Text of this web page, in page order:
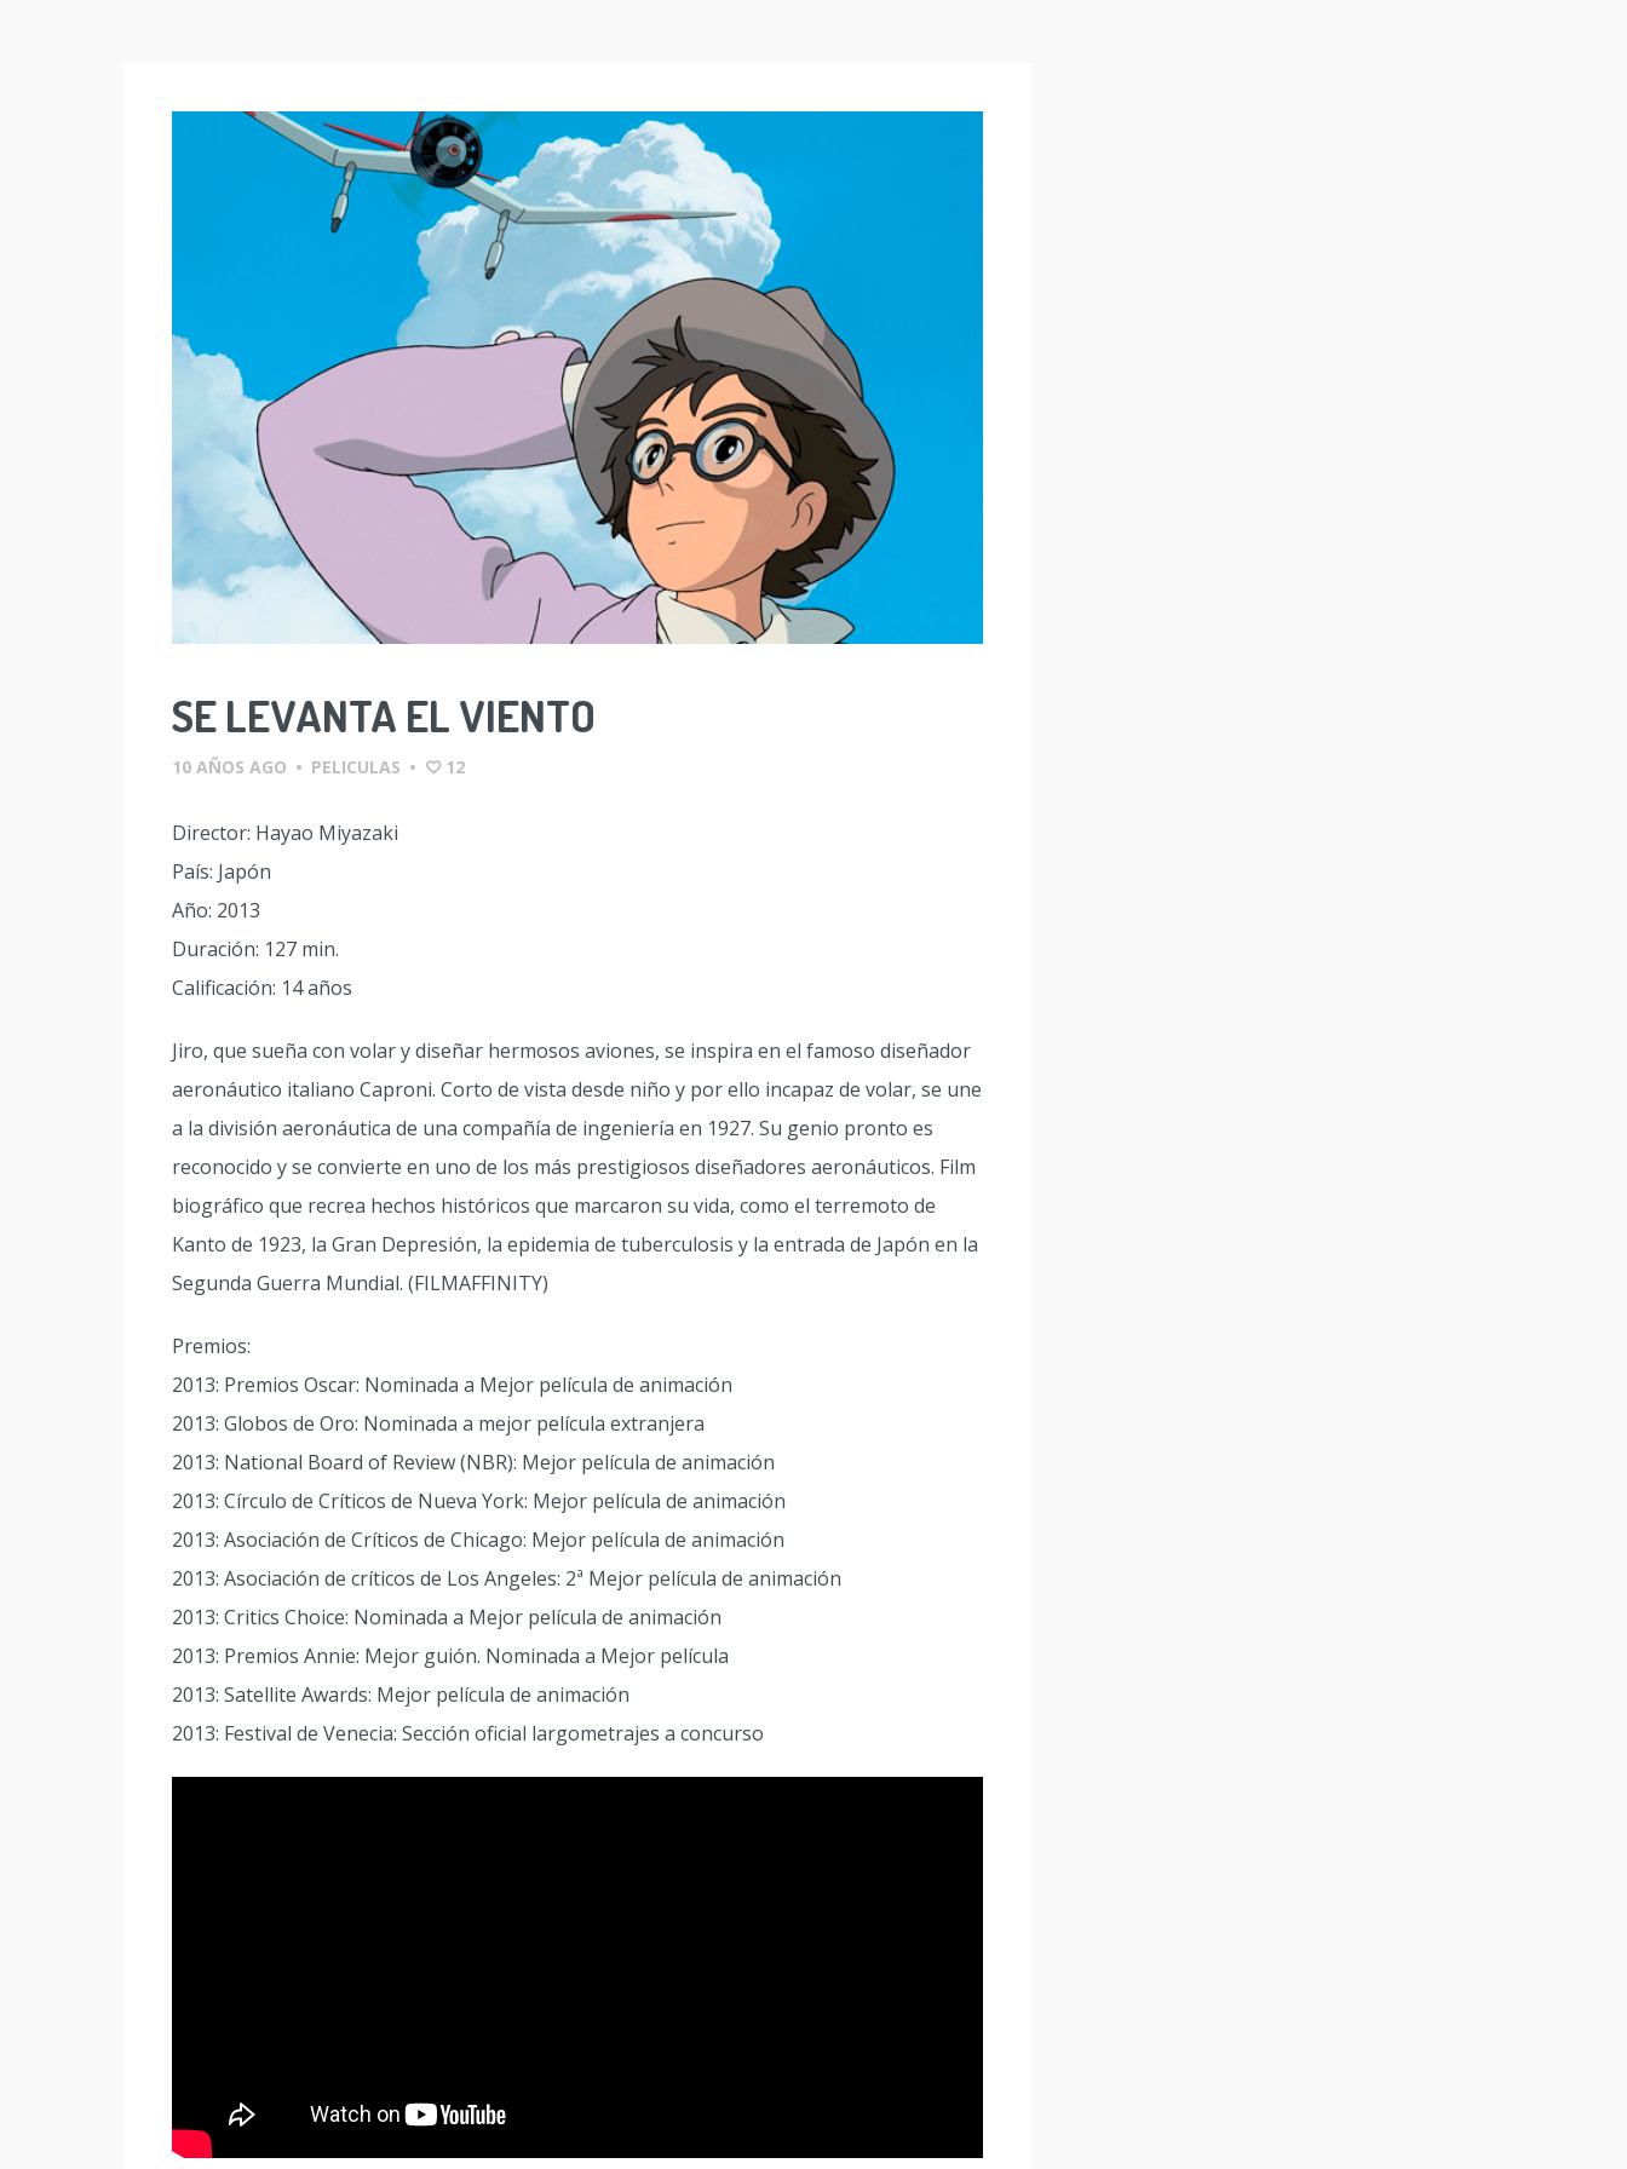
SE LEVANTA EL VIENTO
10 AÑOS AGO • PELICULAS • 12
Director: Hayao Miyazaki
País: Japón
Año: 2013
Duración: 127 min.
Calificación: 14 años
Jiro, que sueña con volar y diseñar hermosos aviones, se inspira en el famoso diseñador
aeronáutico italiano Caproni. Corto de vista desde niño y por ello incapaz de volar, se une
a la división aeronáutica de una compañía de ingeniería en 1927. Su genio pronto es
reconocido y se convierte en uno de los más prestigiosos diseñadores aeronáuticos. Film
biográfico que recrea hechos históricos que marcaron su vida, como el terremoto de
Kanto de 1923, la Gran Depresión, la epidemia de tuberculosis y la entrada de Japón en la
Segunda Guerra Mundial. (FILMAFFINITY)
Premios:
2013: Premios Oscar: Nominada a Mejor película de animación
2013: Globos de Oro: Nominada a mejor película extranjera
2013: National Board of Review (NBR): Mejor película de animación
2013: Círculo de Críticos de Nueva York: Mejor película de animación
2013: Asociación de Críticos de Chicago: Mejor película de animación
2013: Asociación de críticos de Los Angeles: 2ª Mejor película de animación
2013: Critics Choice: Nominada a Mejor película de animación
2013: Premios Annie: Mejor guión. Nominada a Mejor película
2013: Satellite Awards: Mejor película de animación
2013: Festival de Venecia: Sección oficial largometrajes a concurso